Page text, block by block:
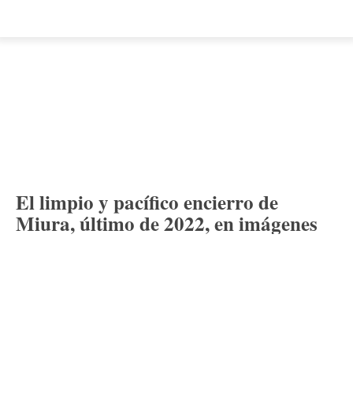
El limpio y pacífico encierro de
Miura, último de 2022, en imágenes